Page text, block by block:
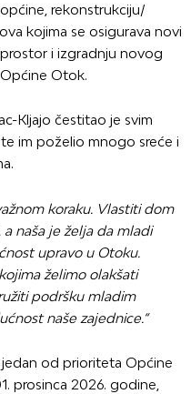
rekonstrukciju/
kojima se osigurava novi
i izgradnju novog
Otok.
Kljajo čestitao je svim
im poželio mnogo sreće i
koraku. Vlastiti dom
naša je želja da mladi
upravo u Otoku.
želimo olakšati
podršku mladim
naše zajednice.“
od prioriteta Općine
prosinca 2026. godine,